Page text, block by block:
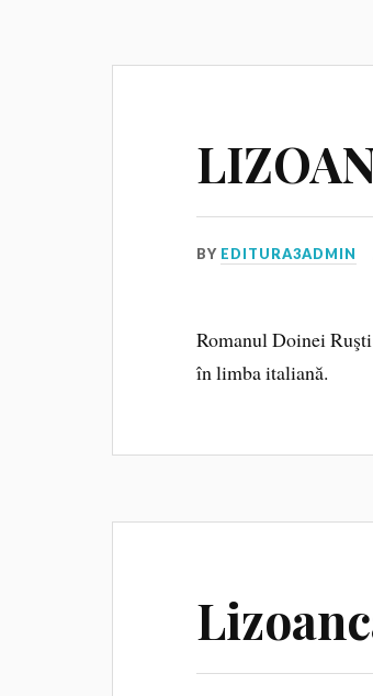
BY EDITURA3ADMIN
Romanul Doinei
în limba italiană.